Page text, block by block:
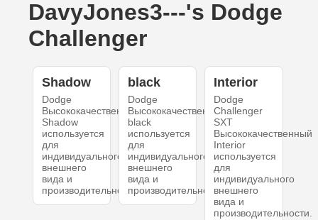
DavyJones3---'s Dodge
Challenger
Shadow
Dodge
Высококачественный
Shadow
используется
для
индивидуального
внешнего
вида и
производительности.
black
Dodge
Высококачественный
black
используется
для
индивидуального
внешнего
вида и
производительности.
Interior
Dodge
Challenger
SXT
Высококачественный
Interior
используется
для
индивидуального
внешнего
вида и
производительности.